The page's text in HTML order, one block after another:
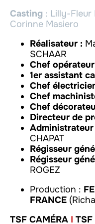
Casting : Lilly-Fleur
Corinne Masiero
Réalisateur :
SCHAAR
Chef
1er assistant
Chef
Chef
Chef
Directeur de
CHAPAT
Régisseur
Régisseur
ROGEZ
Production :
FRANCE
TSF CAMÉRA I TSF